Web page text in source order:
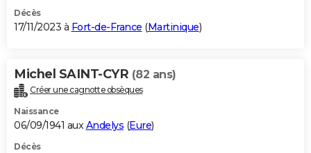
Décès
17/11/2023 à Fort-de-France (Martinique)
Michel SAINT-CYR (82 ans)
Créer une cagnotte obsèques
Naissance
06/09/1941 auxAndelys (Eure)
Décès